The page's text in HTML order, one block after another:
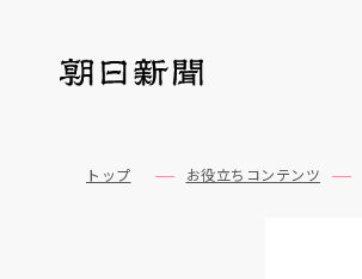
トップ お役立ちコンテンツ